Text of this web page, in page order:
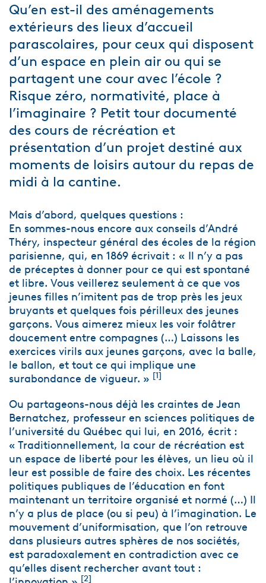
Qu’en est-il des aménagements
extérieurs des lieux d’accueil
parascolaires, pour ceux qui disposent
d’un espace en plein air ou qui se
partagent une cour avec l’école ?
Risque zéro, normativité, place à
l’imaginaire ? Petit tour documenté
des cours de récréation et
présentation d’un projet destiné aux
moments de loisirs autour du repas de
midi à la cantine.
Mais d’abord, quelques questions :
En sommes-nous encore aux conseils d’André
Théry, inspecteur général des écoles de la région
parisienne, qui, en 1869 écrivait : « Il n’y a pas
de préceptes à donner pour ce qui est spontané
et libre. Vous veillerez seulement à ce que vos
jeunes filles n’imitent pas de trop près les jeux
bruyants et quelques fois périlleux des jeunes
garçons. Vous aimerez mieux les voir folâtrer
doucement entre compagnes (…) Laissons les
exercices virils aux jeunes garçons, avec la balle,
le ballon, et tout ce qui implique une
surabondance de vigueur. » [1]
Ou partageons-nous déjà les craintes de Jean
Bernatchez, professeur en sciences politiques de
l’université du Québec qui lui, en 2016, écrit :
« Traditionnellement, la cour de récréation est
un espace de liberté pour les élèves, un lieu où il
leur est possible de faire des choix. Les récentes
politiques publiques de l’éducation en font
maintenant un territoire organisé et normé (…) Il
n’y a plus de place (ou si peu) à l’imagination. Le
mouvement d’uniformisation, que l’on retrouve
dans plusieurs autres sphères de nos sociétés,
est paradoxalement en contradiction avec ce
qu’elles disent rechercher avant tout :
[2]